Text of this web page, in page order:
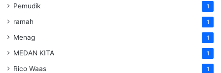
Pemudik 1
ramah 1
Menag 1
MEDAN KITA 1
Rico Waas 1